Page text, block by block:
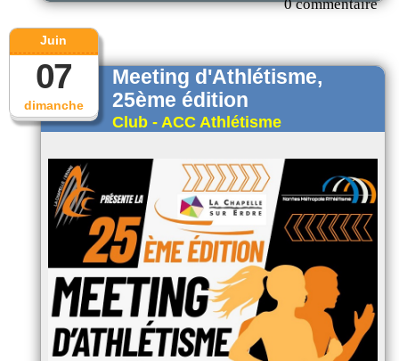
0 commentaire
dimanche
Juin
07
Meeting d'Athlétisme,
25ème édition
Club - ACC Athlétisme